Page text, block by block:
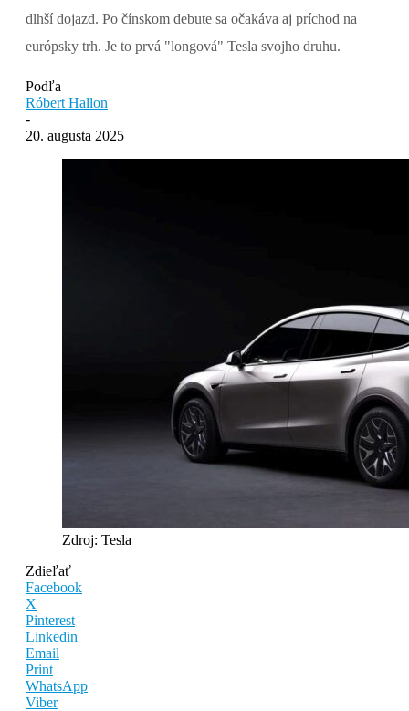
dlhší dojazd. Po čínskom debute sa očakáva aj príchod na
európsky trh. Je to prvá "longová" Tesla svojho druhu.
Podľa
Róbert Hallon
-
20. augusta 2025
Zdroj: Tesla
Zdieľať
Facebook
X
Pinterest
Linkedin
Email
Print
WhatsApp
Viber